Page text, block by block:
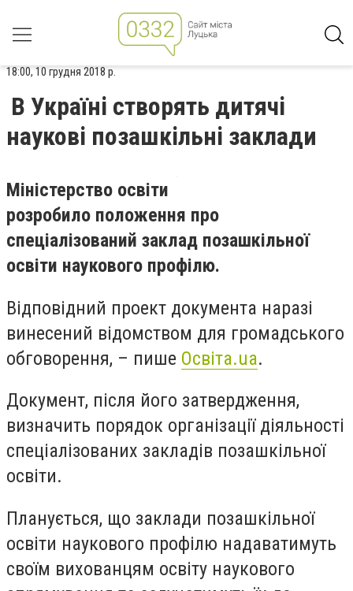
18:00, 10 грудня 2018 р.
В Україні створять дитячі
наукові позашкільні заклади
Міністерство освіти
розробило положення про
спеціалізований заклад позашкільної
освіти наукового профілю.
Відповідний проект документа наразі
винесений відомством для громадського
обговорення, – пише Освіта.ua.
Документ, після його затвердження,
визначить порядок організації діяльності
спеціалізованих закладів позашкільної
освіти.
Планується, що заклади позашкільної
освіти наукового профілю надаватимуть
своїм вихованцям освіту наукового